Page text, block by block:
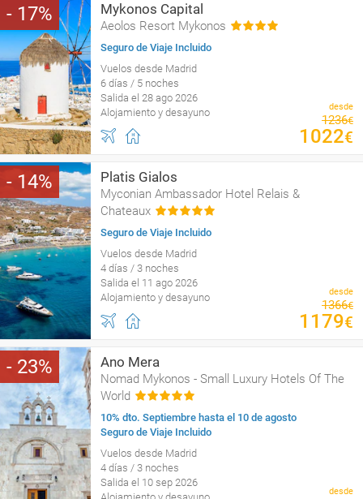
17 Mykonos Capital
Aeolos Resort Mykonos
Seguro de Viaje Incluido
Vuelos desde Madrid
6 días / 5 noches
Salida el 28 ago 2026
Alojamiento y desayuno
desde
1236€
1022€
14 Platis Gialos
Myconian Ambassador Hotel Relais &
Chateaux
Seguro de Viaje Incluido
Vuelos desde Madrid
4 días / 3 noches
Salida el 11 ago 2026
Alojamiento y desayuno
desde
1366€
1179€
23 Ano Mera
Nomad Mykonos - Small Luxury Hotels Of The
World
10% dto. Septiembre hasta el 10 de agosto
Seguro de Viaje Incluido
Vuelos desde Madrid
4 días / 3 noches
Salida el 10 sep 2026
desde